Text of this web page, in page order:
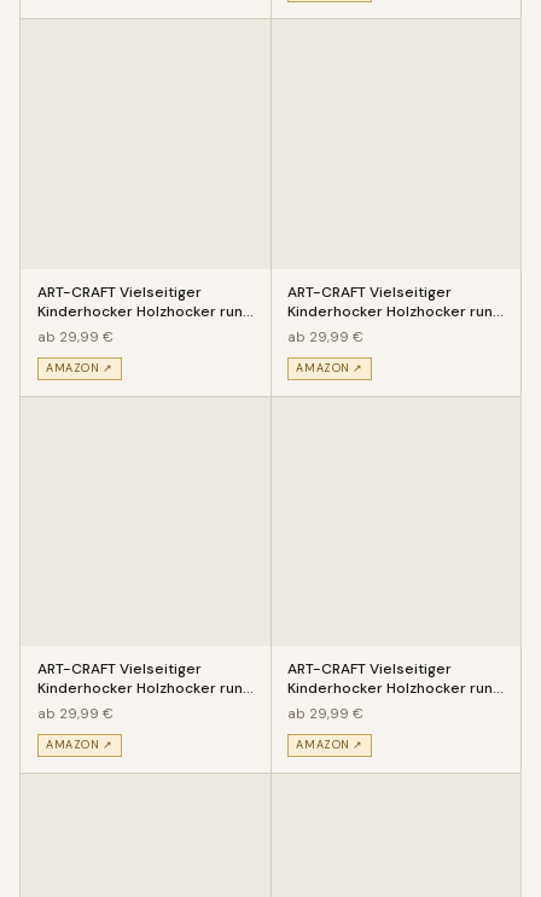
ART-CRAFT Vielseitiger
Kinderhocker Holzhocker rund
aus Massivholz Tiermotiv Cam
ab 29,99 €
AMAZON ↗
ART-CRAFT Vielseitiger
Kinderhocker Holzhocker rund
aus Massivholz Tiermotiv Gir
ab 29,99 €
AMAZON ↗
ART-CRAFT Vielseitiger
Kinderhocker Holzhocker rund
aus Massivholz Tiermotiv AFF
ab 29,99 €
AMAZON ↗
ART-CRAFT Vielseitiger
Kinderhocker Holzhocker rund
aus Massivholz Tiermotiv Eul
ab 29,99 €
AMAZON ↗